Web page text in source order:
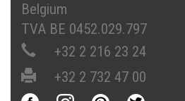
Belgium
TVA BE 0452.029.797
+32 2 216 23 24
+32 2 732 47 00